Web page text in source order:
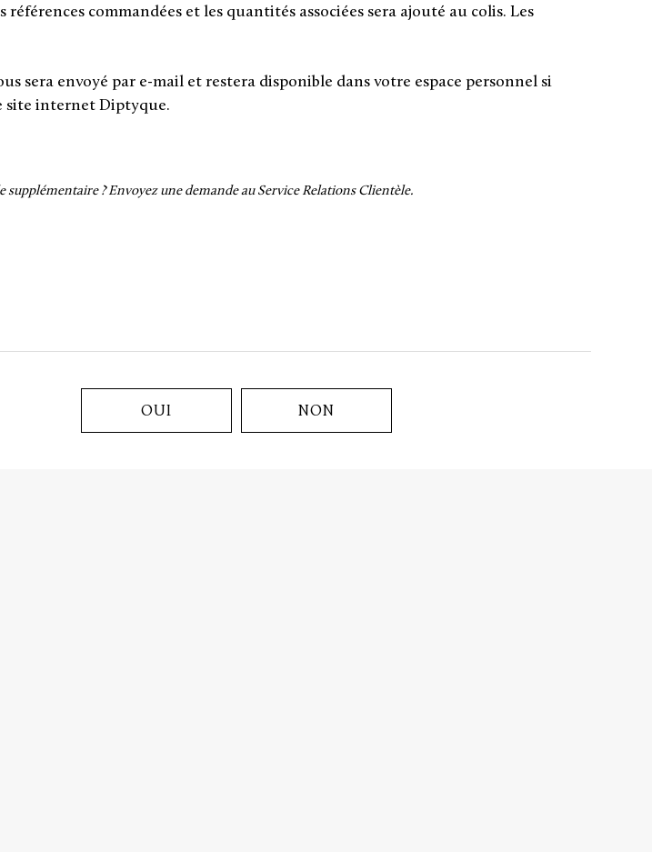
commandées et les quantités associées sera ajouté au colis. Les
sera envoyé par e-mail et restera disponible dans votre espace personnel si
site internet Diptyque.
supplémentaire ?Envoyez une demande au Service Relations Clientèle.
OUI NON